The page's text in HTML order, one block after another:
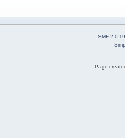
SMF 2.0.19
Page